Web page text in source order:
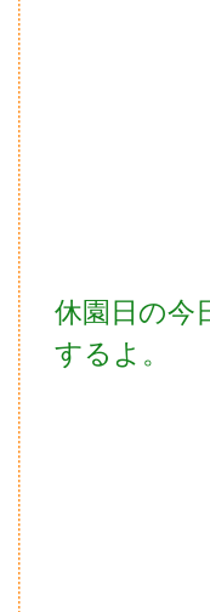
休園日の今
するよ。